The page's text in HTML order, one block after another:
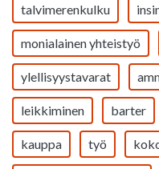
talvimerenkulku
monialainen yhteistyö
ylellisyystavarat
leikkiminen barter
kauppa työ